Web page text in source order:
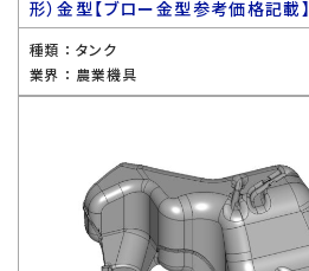
形）金型【ブロー金型参考価格記載】
種類 ： タンク
業界 ： 農業機具